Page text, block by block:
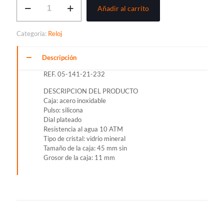
ANÁLOGO
HOMBRE
05-
141-
Añadir al carrito
Categoría: Reloj
Descripción
REF. 05-141-21-232
DESCRIPCION DEL PRODUCTO
Caja: acero inoxidable
Pulso: silicona
Dial plateado
Resistencia al agua 10 ATM
Tipo de cristal: vidrio mineral
Tamaño de la caja: 45 mm sin
Grosor de la caja: 11 mm